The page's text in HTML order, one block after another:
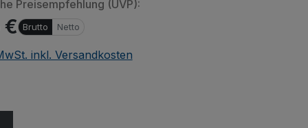
Preisempfehlung (UVP):
€ Brutto Netto
inkl. Versandkosten